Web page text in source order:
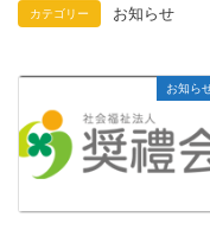
カテゴリー お知らせ
お知ら